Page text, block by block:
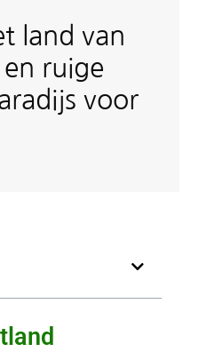
land van
ruige
voor